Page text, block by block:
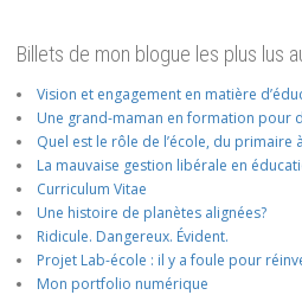
Billets de mon blogue les plus lus
Vision et engagement en matière
Une grand-maman en formation pour
Quel est le rôle de l’école, du primaire
La mauvaise gestion libérale en
Curriculum Vitae
Une histoire de planètes alignées?
Ridicule. Dangereux. Évident.
Projet Lab-école : il y a foule pour
Mon portfolio numérique